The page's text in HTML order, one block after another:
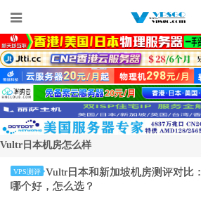
Vultr日本机房怎么样
VPS测评
Vultr日本和新加坡机房测评对比：
哪个好，怎么选？